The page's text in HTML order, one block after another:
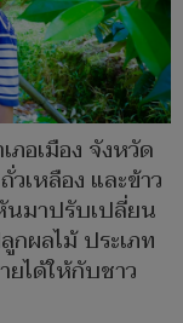
อเมือง จังหวัด
เหลือง และข้าว
มาปรับเปลี่ยน
กผลไม้ ประเภท
ยได้ให้กับชาว